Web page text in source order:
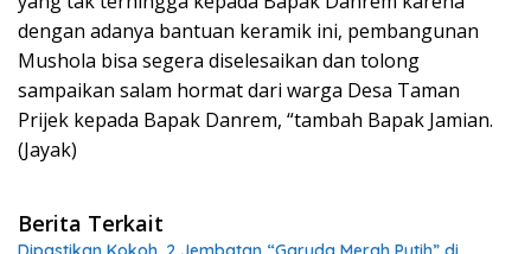
dengan adanya bantuan keramik ini, pembangunan
Mushola bisa segera diselesaikan dan tolong
sampaikan salam hormat dari warga Desa Taman
Prijek kepada Bapak Danrem, “tambah Bapak Jamian.
(Jayak)
Berita Terkait